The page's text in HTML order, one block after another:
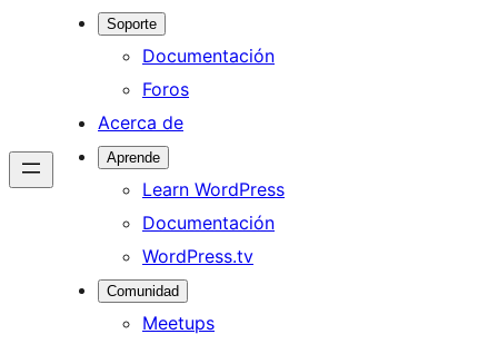
Soporte
Documentación
Foros
Acerca de
Aprende
Learn WordPress
Documentación
WordPress.tv
Comunidad
Meetups